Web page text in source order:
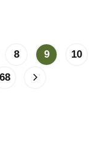
8 9
10
68